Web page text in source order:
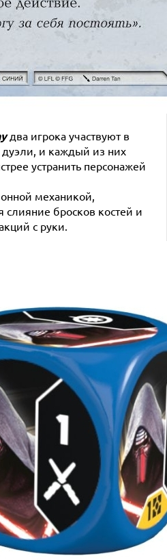
два игрока участвуют в
и каждый из них
устранить персонажей
механикой,
бросков костей и
с руки.